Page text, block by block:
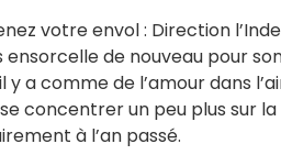
votre envol : Direction
ensorcelle de nouveau pour
y a comme de l’amour dans
concentrer un peu plus sur
à l’an passé.